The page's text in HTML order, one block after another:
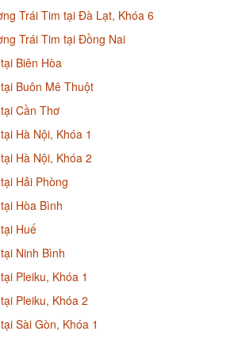
Trái Tim tại Đà Lạt, Khóa 6
Trái Tim tại Đồng Nai
Biên Hòa
Buôn Mê Thuột
Cần Thơ
Hà Nội, Khóa 1
Hà Nội, Khóa 2
Hải Phòng
Hòa Bình
Huế
Ninh Bình
Pleiku, Khóa 1
Pleiku, Khóa 2
Sài Gòn, Khóa 1